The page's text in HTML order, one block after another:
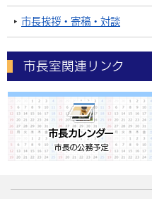
市長挨拶・寄稿・対談
市長室関連リンク